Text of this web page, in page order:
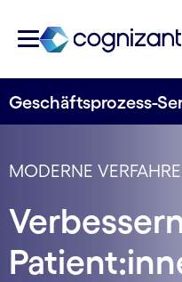
Geschäftsprozess-
MODERNE